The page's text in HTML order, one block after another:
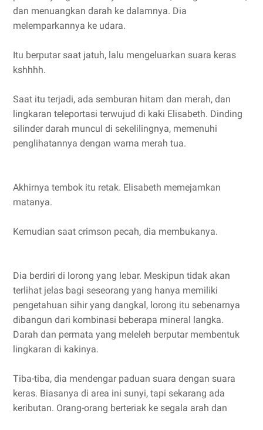
dan menuangkan darah ke dalamnya. Dia
melemparkannya ke udara.
Itu berputar saat jatuh, lalu mengeluarkan suara keras
kshhhh.
Saat itu terjadi, ada semburan hitam dan merah, dan
lingkaran teleportasi terwujud di kaki Elisabeth. Dinding
silinder darah muncul di sekelilingnya, memenuhi
penglihatannya dengan warna merah tua.
Akhirnya tembok itu retak. Elisabeth memejamkan
matanya.
Kemudian saat crimson pecah, dia membukanya.
Dia berdiri di lorong yang lebar. Meskipun tidak akan
terlihat jelas bagi seseorang yang hanya memiliki
pengetahuan sihir yang dangkal, lorong itu sebenarnya
dibangun dari kombinasi beberapa mineral langka.
Darah dan permata yang meleleh berputar membentuk
lingkaran di kakinya.
Tiba-tiba, dia mendengar paduan suara dengan suara
keras. Biasanya di area ini sunyi, tapi sekarang ada
keributan. Orang-orang berteriak ke segala arah dan